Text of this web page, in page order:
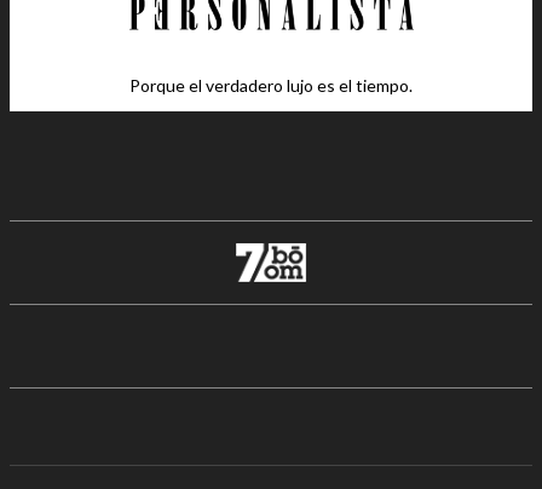
Porque el verdadero lujo es el tiempo.